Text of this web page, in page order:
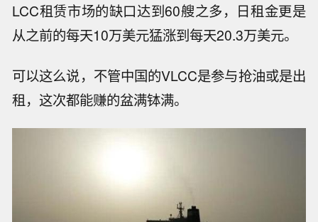
LCC租赁市场的缺口达到60艘之多，日租金更是
从之前的每天10万美元猛涨到每天20.3万美元。
可以这么说，不管中国的VLCC是参与抢油或是出
租，这次都能赚的盆满钵满。